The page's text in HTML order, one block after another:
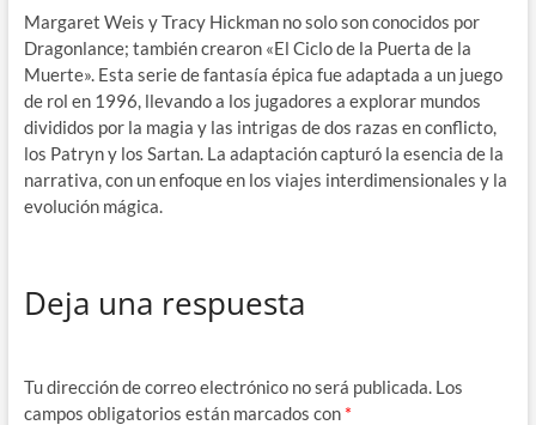
Margaret Weis y Tracy Hickman no solo son conocidos por
Dragonlance; también crearon «El Ciclo de la Puerta de la
Muerte». Esta serie de fantasía épica fue adaptada a un juego
de rol en 1996, llevando a los jugadores a explorar mundos
divididos por la magia y las intrigas de dos razas en conflicto,
los Patryn y los Sartan. La adaptación capturó la esencia de la
narrativa, con un enfoque en los viajes interdimensionales y la
evolución mágica.
Deja una respuesta
Tu dirección de correo electrónico no será publicada. Los
campos obligatorios están marcados con *